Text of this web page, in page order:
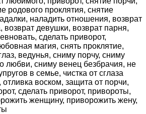
родового проклятия, снятие
наладить отношения, возврат
девушки, возврат парня,
сделать приворот,
магия, снять проклятие,
ведунья, сниму порчу, сниму
любви, сниму венец безбрачия, не
в семье, чистка от сглаза
воском, защита от порчи,
сделать приворот, привороты,
женщину, приворожить жену,